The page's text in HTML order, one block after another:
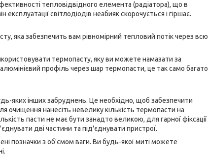
тепловідвідного елемента (радіатора), що в
світлодіодів неабияк скорочується і гіршає.
яка забезпечить вам рівномірний тепловий потік через всю
термопасту, яку ви можете намазати за
профіль через шар термопасти, це так само багато
яких інших забруднень. Це необхідно, щоб забезпечити
очищення нанесіть невелику кількість термопасти на
пасти не має бути занадто великою, для гарної фіксації
дві частини та під'єднувати пристрої.
позначки з об'ємом ваги. Ви будь-якої миті можете